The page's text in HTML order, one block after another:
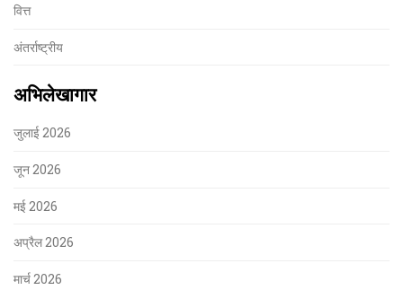
वित्त
अंतर्राष्ट्रीय
अभिलेखागार
जुलाई 2026
जून 2026
मई 2026
अप्रैल 2026
मार्च 2026